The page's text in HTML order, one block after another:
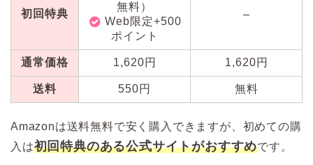
初回特典
無料）
Web限定+500
ポイント
–
通常価格 1,620円 1,620円
送料 550円 無料
Amazonは送料無料で安く購入できますが、初めての購
入は初回特典のある公式サイトがおすすめです。